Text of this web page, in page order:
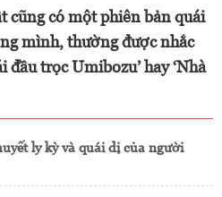
cũng có một phiên bản quái
mình, thường được nhắc
đầu trọc Umibozu’ hay ‘Nhà
ly kỳ và quái dị của người